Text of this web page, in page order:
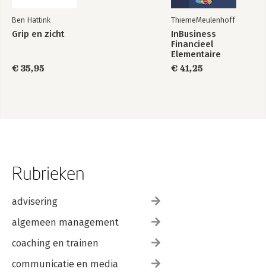
Ben Hattink
Grip en zicht
€ 35,95
ThiemeMeulenhoff
InBusiness
Financieel
Elementaire
bedrijfsadministratie
deel 1 - Tekstboek
€ 41,25
Rubrieken
advisering
algemeen management
coaching en trainen
communicatie en media